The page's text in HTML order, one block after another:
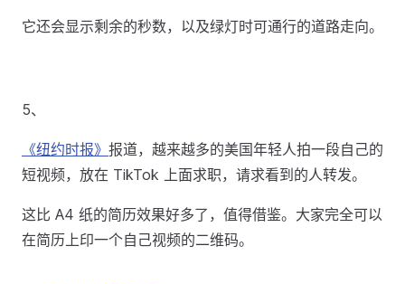
它还会显示剩余的秒数，以及绿灯时可通行的道路走向。
5、
《纽约时报》 报道，越来越多的美国年轻人拍一段自己的
短视频，放在 TikTok 上面求职，请求看到的人转发。
这比 A4 纸的简历效果好多了，值得借鉴。大家完全可以
在简历上印一个自己视频的二维码。